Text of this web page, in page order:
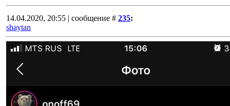
14.04.2020, 20:55 | сообщение # 235:
shaytan